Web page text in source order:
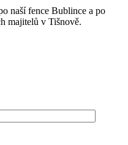
naší fence Bublince a po
majitelů v Tišnově.